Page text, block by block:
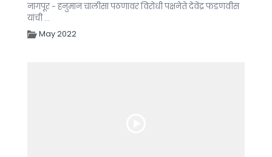
नागपूर - हनुमान चालीसा पठणावर विरोधी पक्षनेते देवेंद्र फडणवीस
यांची ...
May 2022